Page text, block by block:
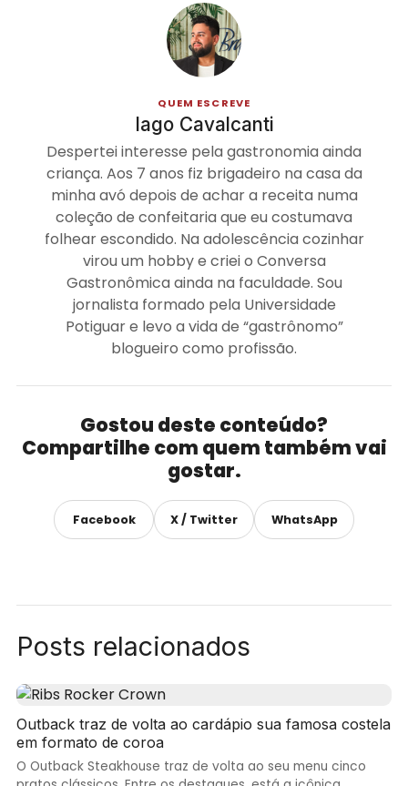
QUEM ESCREVE
Iago Cavalcanti
Despertei interesse pela gastronomia ainda
criança. Aos 7 anos fiz brigadeiro na casa da
minha avó depois de achar a receita numa
coleção de confeitaria que eu costumava
folhear escondido. Na adolescência cozinhar
virou um hobby e criei o Conversa
Gastronômica ainda na faculdade. Sou
jornalista formado pela Universidade
Potiguar e levo a vida de “gastrônomo”
blogueiro como profissão.
Gostou deste conteúdo?
Compartilhe com quem também vai
gostar.
Facebook X / Twitter WhatsApp
Posts relacionados
Outback traz de volta ao cardápio sua famosa costela
em formato de coroa
O Outback Steakhouse traz de volta ao seu menu cinco